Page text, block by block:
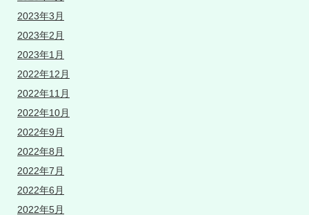
2023年3月
2023年2月
2023年1月
2022年12月
2022年11月
2022年10月
2022年9月
2022年8月
2022年7月
2022年6月
2022年5月